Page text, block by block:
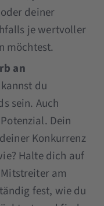
deiner
je wertvoller
möchtest.
an
du
sein. Auch
Dein
Konkurrenz
Halte dich auf
am
fest, wie du